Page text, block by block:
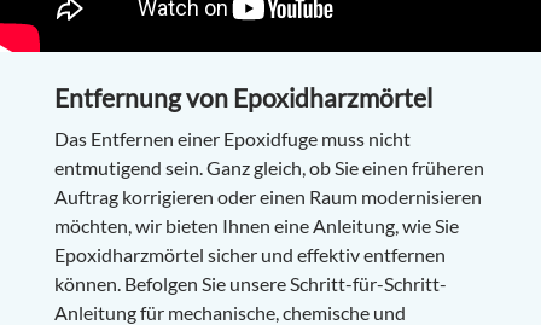
Entfernung von Epoxidharzmörtel
Das Entfernen einer Epoxidfuge muss nicht
entmutigend sein. Ganz gleich, ob Sie einen früheren
Auftrag korrigieren oder einen Raum modernisieren
möchten, wir bieten Ihnen eine Anleitung, wie Sie
Epoxidharzmörtel sicher und effektiv entfernen
können. Befolgen Sie unsere Schritt-für-Schritt-
Anleitung für mechanische, chemische und